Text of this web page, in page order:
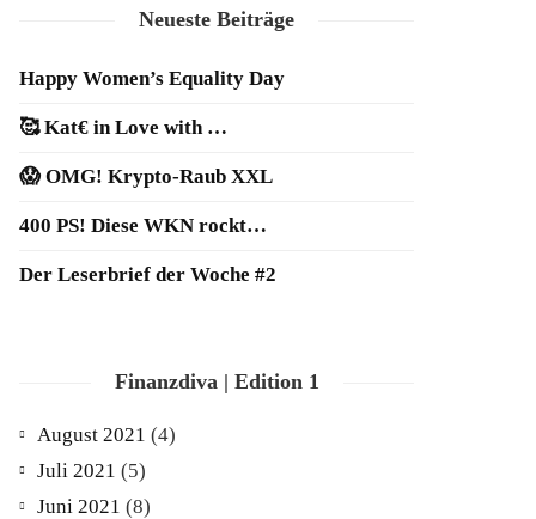
Neueste Beiträge
Happy Women’s Equality Day
🥰 Kat€ in Love with …
😱 OMG! Krypto-Raub XXL
400 PS! Diese WKN rockt…
Der Leserbrief der Woche #2
Finanzdiva | Edition 1
August 2021 (4)
Juli 2021 (5)
Juni 2021 (8)